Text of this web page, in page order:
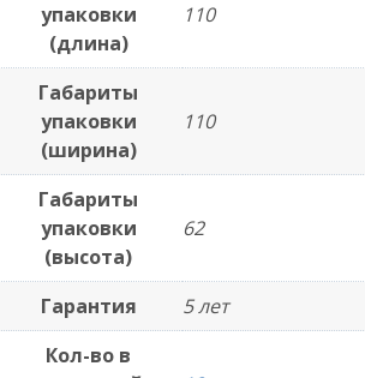
упаковки
(длина)
110
Габариты
упаковки
(ширина)
110
Габариты
упаковки
(высота)
62
Гарантия
5 лет
Кол-во в